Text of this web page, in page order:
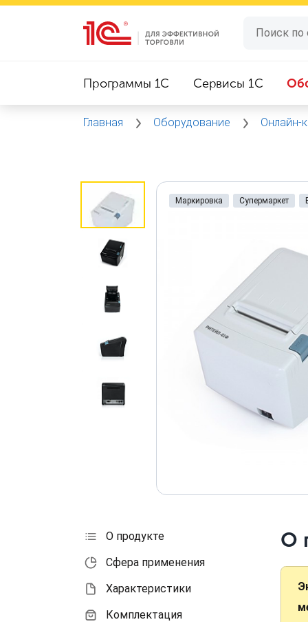
Программы 1C Сервисы 1C
Главная Оборудование Онлайн-
Маркировка Супермаркет
О продукте
Сфера применения
Характеристики
Комплектация
О